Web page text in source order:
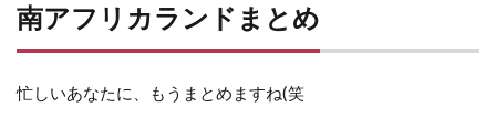
南アフリカランドまとめ
忙しいあなたに、もうまとめますね(笑